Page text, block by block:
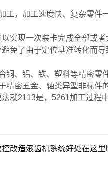
工，加工速度快、复杂零件
实现一次装卡完成全部或
免了由于定位基准转化而
铜、铝、铁、塑料等精密零
精密五金、轴类异型非标件
就2113是，5261加工过程
控改造滚齿机系统好处在这里